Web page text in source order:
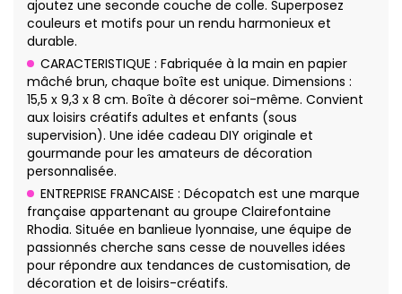
ajoutez une seconde couche de colle. Superposez
couleurs et motifs pour un rendu harmonieux et
durable.
CARACTERISTIQUE : Fabriquée à la main en papier
mâché brun, chaque boîte est unique. Dimensions :
15,5 x 9,3 x 8 cm. Boîte à décorer soi-même. Convient
aux loisirs créatifs adultes et enfants (sous
supervision). Une idée cadeau DIY originale et
gourmande pour les amateurs de décoration
personnalisée.
ENTREPRISE FRANCAISE : Décopatch est une marque
française appartenant au groupe Clairefontaine
Rhodia. Située en banlieue lyonnaise, une équipe de
passionnés cherche sans cesse de nouvelles idées
pour répondre aux tendances de customisation, de
décoration et de loisirs-créatifs.